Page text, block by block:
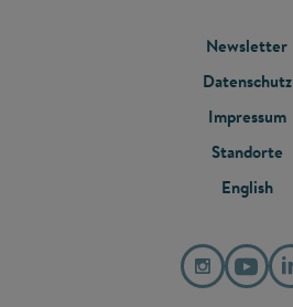
FOOTER
MENU
Newsletter
Datenschutz
Impressum
Standorte
English